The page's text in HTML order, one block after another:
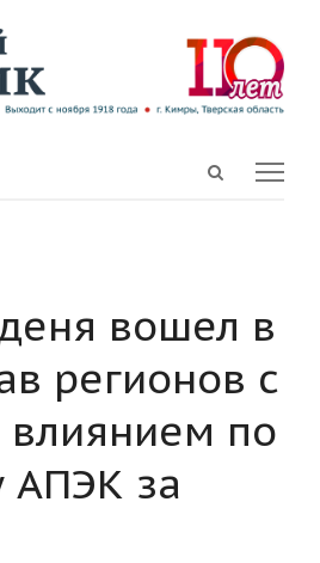
Open
вошел в
регионов с
по
АПЭК за